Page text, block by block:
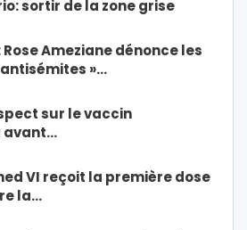
sortir de la zone grise
Ameziane dénonce les
»…
sur le vaccin
avant…
VI reçoit la première dose
la…